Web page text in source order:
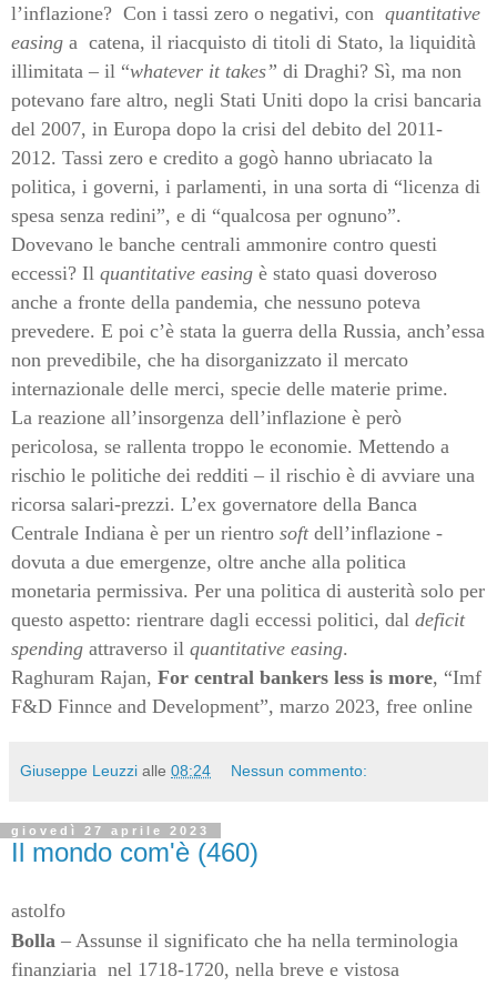
l’inflazione? Con i tassi zero o negativi, con quantitative
easing a catena, il riacquisto di titoli di Stato, la liquidità
illimitata – il “whatever it takes” di Draghi? Sì, ma non
potevano fare altro, negli Stati Uniti dopo la crisi bancaria
del 2007, in Europa dopo la crisi del debito del 2011-
2012. Tassi zero e credito a gogò hanno ubriacato la
politica, i governi, i parlamenti, in una sorta di “licenza di
spesa senza redini”, e di “qualcosa per ognuno”.
Dovevano le banche centrali ammonire contro questi
eccessi? Il quantitative easing è stato quasi doveroso
anche a fronte della pandemia, che nessuno poteva
prevedere. E poi c’è stata la guerra della Russia, anch’essa
non prevedibile, che ha disorganizzato il mercato
internazionale delle merci, specie delle materie prime.
La reazione all’insorgenza dell’inflazione è però
pericolosa, se rallenta troppo le economie. Mettendo a
rischio le politiche dei redditi – il rischio è di avviare una
ricorsa salari-prezzi. L’ex governatore della Banca
Centrale Indiana è per un rientro soft dell’inflazione -
dovuta a due emergenze, oltre anche alla politica
monetaria permissiva. Per una politica di austerità solo per
questo aspetto: rientrare dagli eccessi politici, dal deficit
spending attraverso il quantitative easing.
Raghuram Rajan, For central bankers less is more, “Imf
F&D Finnce and Development”, marzo 2023, free online
Giuseppe Leuzzi alle 08:24 Nessun commento:
giovedì 27 aprile 2023
Il mondo com'è (460)
astolfo
Bolla – Assunse il significato che ha nella terminologia
finanziaria nel 1718-1720, nella breve e vistosa